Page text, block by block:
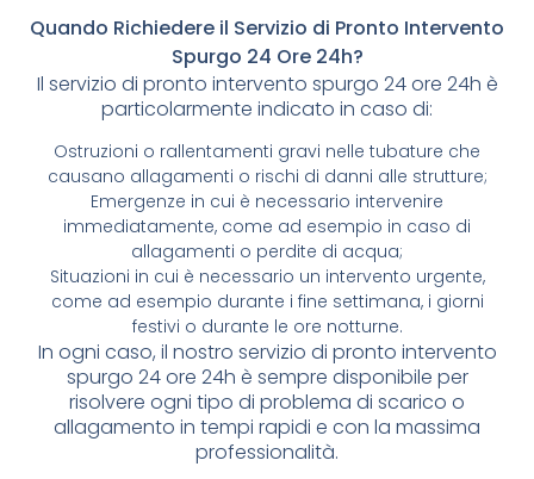
Quando Richiedere il Servizio di Pronto Intervento
Spurgo 24 Ore 24h?
Il servizio di pronto intervento spurgo 24 ore 24h è
particolarmente indicato in caso di:
Ostruzioni o rallentamenti gravi nelle tubature che
causano allagamenti o rischi di danni alle strutture;
Emergenze in cui è necessario intervenire
immediatamente, come ad esempio in caso di
allagamenti o perdite di acqua;
Situazioni in cui è necessario un intervento urgente,
come ad esempio durante i fine settimana, i giorni
festivi o durante le ore notturne.
In ogni caso, il nostro servizio di pronto intervento
spurgo 24 ore 24h è sempre disponibile per
risolvere ogni tipo di problema di scarico o
allagamento in tempi rapidi e con la massima
professionalità.